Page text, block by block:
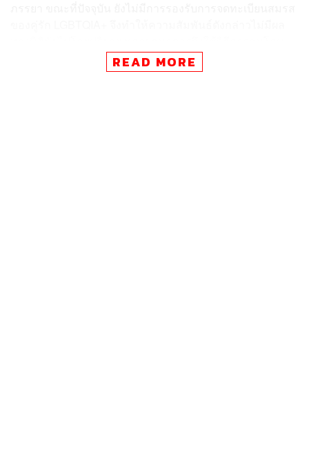
หรือปรับปรุงเงื่อนไขให้คู่รัก LGBTQIA+ สามารถยื่นขอสิน
เชื่อตัวเดียวกันกับคู่ชายหญิง
READ MORE